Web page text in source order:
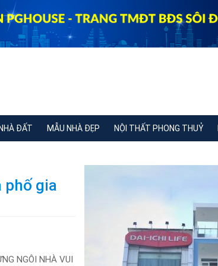
ĐẤT MẪU NHÀ ĐẸP NỘI THẤT PHONG THUỶ
phố gia
NGÔI NHÀ VUI